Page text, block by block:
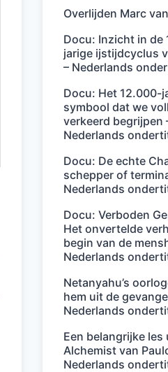
Overlijden Marc
Docu: Inzicht in de
jarige ijstijdcyclus
– Nederlands
Docu: Het 12.000-
symbool dat we
verkeerd begrijpen
Nederlands
Docu: De echte
schepper of
Nederlands
Docu: Verboden
Het onvertelde
begin van de
Nederlands
Netanyahu’s
hem uit de
Nederlands
Een belangrijke les
Alchemist van
Nederlands